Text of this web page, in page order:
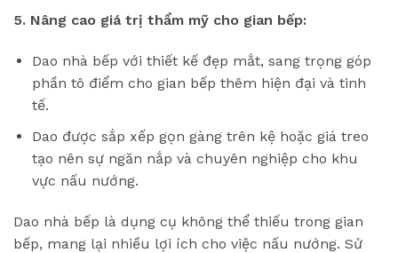
5. Nâng cao giá trị thẩm mỹ cho gian bếp:
Dao nhà bếp với thiết kế đẹp mắt, sang trọng góp
phần tô điểm cho gian bếp thêm hiện đại và tinh
tế.
Dao được sắp xếp gọn gàng trên kệ hoặc giá treo
tạo nên sự ngăn nắp và chuyên nghiệp cho khu
vực nấu nướng.
Dao nhà bếp là dụng cụ không thể thiếu trong gian
bếp, mang lại nhiều lợi ích cho việc nấu nướng. Sử